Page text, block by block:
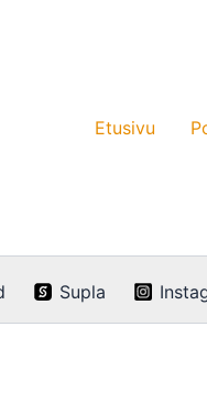
Etusivu
Supla